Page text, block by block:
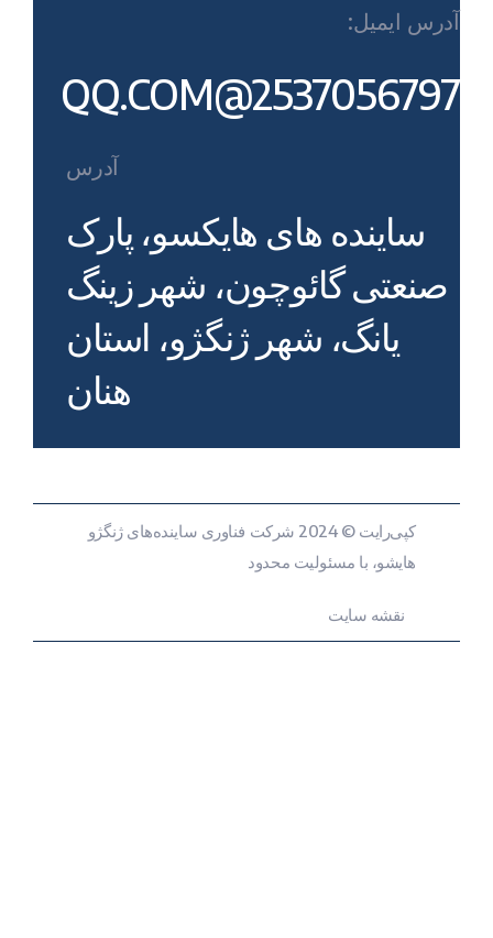
آدرس ایمیل:
2537056797@QQ.COM
آدرس
ساینده های هایکسو، پارک
صنعتی گائوچون، شهر زینگ
یانگ، شهر ژنگژو، استان
هنان
کپی‌رایت © 2024 شرکت فناوری ساینده‌های ژنگژو
هایشو، با مسئولیت محدود
نقشه سایت